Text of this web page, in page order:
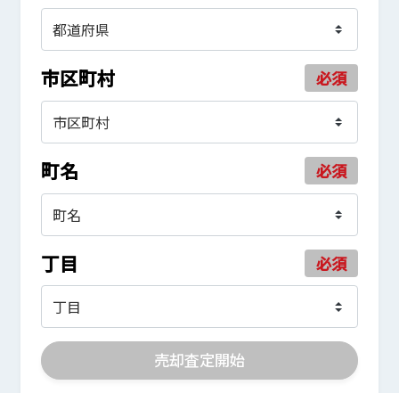
市区町村 必須
町名 必須
丁目 必須
売却査定開始